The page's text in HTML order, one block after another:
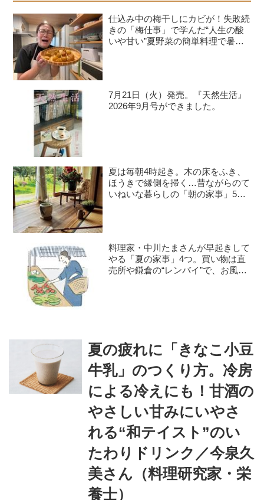
ス」のつくり方 体の熱を冷ますれんこ
んと、消化を助ける大根を組み合わせ
て。大根のほのかな辛味と青じその香
りで、さわやかな後味です。 夏バテ予
防に働きかける栄養補給のポイント
【熱中症】 水分、ミネラル分、塩分を
補給するために、きゅうり、すいか、
仕込み中の梅干しにカビが！失敗続
きの「梅仕事」で学んだ“人生の酸
いや甘い”夏野菜の簡単料理で暑さ
7月21日（火）発売。『天然生活』
2026年9月号ができました。
夏は毎朝4時起き。木の床をふき、
ほうきで縁側を掃く…昔ながらのて
いねいな暮らしの「朝の家事」5つ
料理家・中川たまさんが早起きして
やる「夏の家事」4つ。買い物は直
売所や鎌倉の“レンバイ”で、お風呂
夏の疲れに「きなこ小豆
牛乳」のつくり方。冷房
による冷えにも！甘酒の
やさしい甘みにいやさ
れる“和テイスト”のい
たわりドリンク／今泉久
美さん（料理研究家・栄
養士）